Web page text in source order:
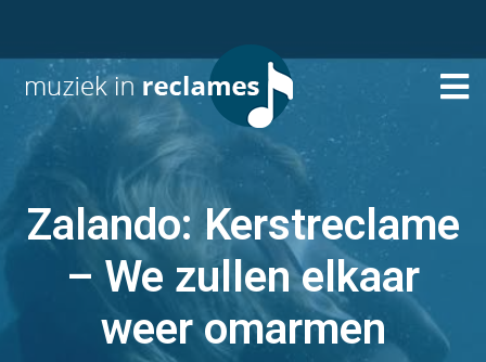
Zalando: Kerstreclame
– We zullen elkaar
weer omarmen